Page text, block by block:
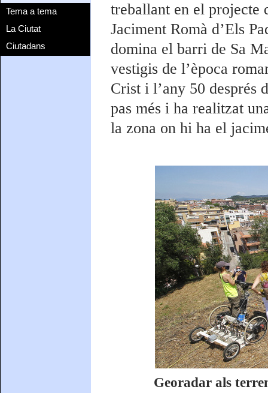
Tema a tema
La Ciutat
Ciutadans
treballant en el projecte
Jaciment Romà d’Els
domina el barri de Sa
vestigis de l’època
Crist i l’any 50 després
pas més i ha realitzat
la zona on hi ha el
Georadar als